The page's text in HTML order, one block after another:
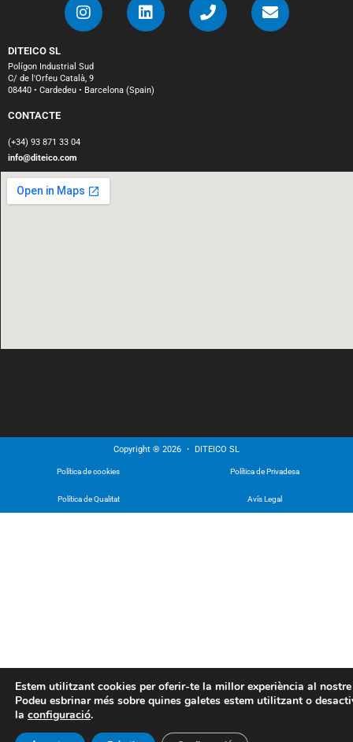
DITEICO SL
Polígon Industrial Sud
C/ de l'Orfeu Català, 9
08440 • Cardedeu • Barcelona (Spain)
CONTACTE
(+34) 93 871 33 04
info@diteico.com
Copyright ® 2026 ・ DITEICO SL
Política de cookies Política de Privadesa
Política de Qualitat Avís Legal
Estem utilitzant cookies per oferir-te la millor experiència al
Podeu esbrinar més sobre quines galetes estem utilitzant o
la configuració.